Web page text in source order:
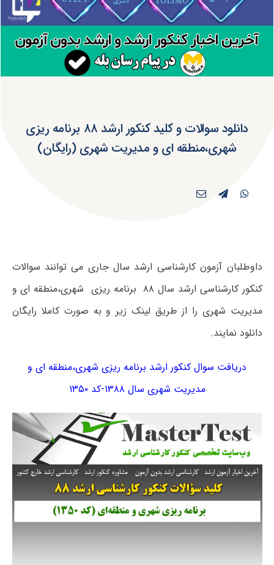
دانلود سوالات و کلید کنکور ارشد ۸۸ برنامه ریزی
شهری،منطقه ای و مدیریت شهری (رایگان)
داوطلبان آزمون کارشناسی ارشد سال جاری می توانند سوالات
کنکور کارشناسی ارشد سال ۸۸ برنامه ریزی شهری،منطقه ای و
مدیریت شهری را از طریق لینک زیر و به صورت کاملا رایگان
دانلود نمایند.
دریافت سوال کنکور ارشد برنامه ریزی شهری،منطقه ای و
مدیریت شهری سال ۱۳۸۸-کد ۱۳۵۰